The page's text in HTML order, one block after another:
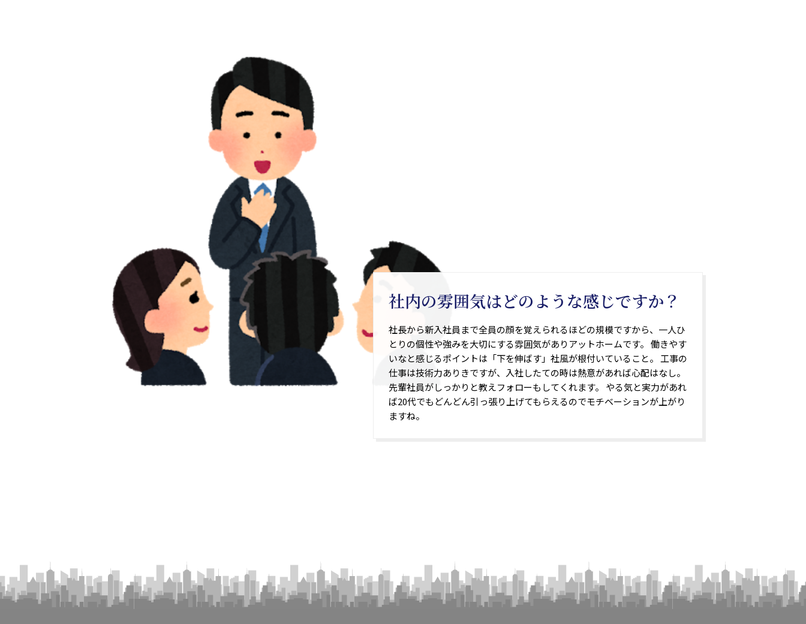
社内の雰囲気はどのような感じですか？
社長から新入社員まで全員の顔を覚えられるほどの規模ですから、一人ひ
とりの個性や強みを大切にする雰囲気がありアットホームです。 働きやす
いなと感じるポイントは「下を伸ばす」社風が根付いていること。 工事の
仕事は技術力ありきですが、入社したての時は熱意があれば心配はなし。
先輩社員がしっかりと教えフォローもしてくれます。 やる気と実力があれ
ば20代でもどんどん引っ張り上げてもらえるのでモチベーションが上がり
ますね。